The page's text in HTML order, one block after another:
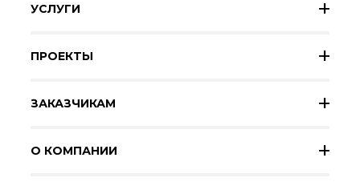
УСЛУГИ
ПРОЕКТЫ
ЗАКАЗЧИКАМ
О КОМПАНИИ